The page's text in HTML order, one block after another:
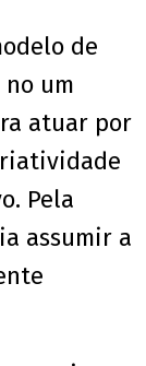
de
um
atuar por
Pela
assumir a